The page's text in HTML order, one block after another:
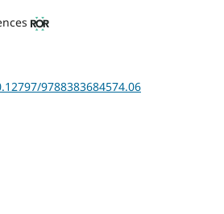
9788383684574.06